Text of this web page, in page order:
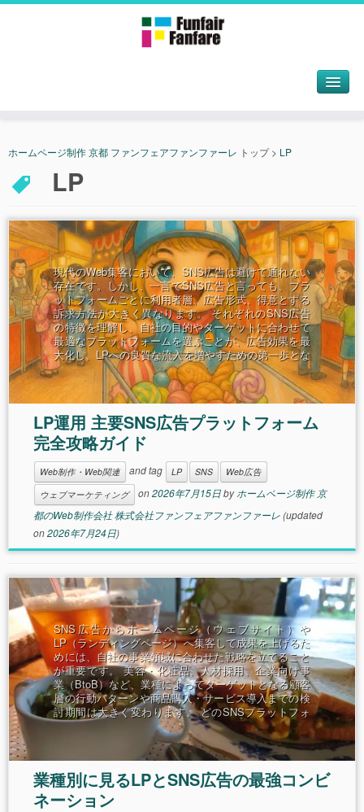
ホームページ制作 京都 ファンフェアファンファーレ トップ> LP
LP
現代のWeb集客において、SNS広告は避けて通れない
存在です。しかし、一言でSNS広告と言っても、プラ
ットフォームごとに利用者層、広告形式、得意とする
訴求方法が大きく異なります。 それぞれのSNS広告
の特徴を理解し、自社の目的やターゲットに合わせて
最適なプラットフォームを選ぶことが、広告効果を最
大化し、LPへの良質な流入を増やすための第一歩とな
ります。 ここ
LP運用 主要SNS広告プラットフォーム
完全攻略ガイド
Web制作・Web関連 and tag LP SNS
Web広告
ウェブマーケティング
on2026年7月15日byホームページ制作 京
都のWeb制作会社 株式会社ファンフェアファンファーレ(updated
on2026年7月24日)
SNS広告からホームページ（ウェブサイト）や
LP（ランディングページ）へ集客して成果を上げるた
めには、自社の事業領域に合わせた戦略を立てること
が重要です。 美容・化粧品、人材採用、企業向け事
業（BtoB）など、業種によってターゲットとなる顧客
層の行動パターンや商品購入・サービス導入までの検
討期間は大きく変わります。 どのSNSプラットフォ
ームと広告フォーマッ
業種別に見るLPとSNS広告の最強コンビ
ネーション